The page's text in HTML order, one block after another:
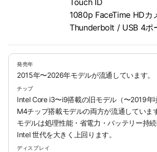
1080p FaceTime HDカ
Thunderbolt / USB 4ポ
発売年
2015年〜2026年モデルが流通しています。
チップ
Intel Core i3〜i9搭載の旧モデル（〜2019年
M4チップ搭載モデルの両方が流通していま
モデルは処理性能・省電力・バッテリー持
Intel 世代を大きく上回ります。
ディスプレイ